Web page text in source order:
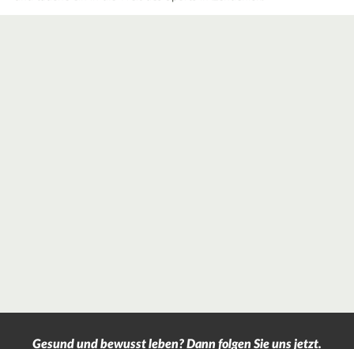
Gesund und bewusst leben? Dann folgen Sie uns jetzt.